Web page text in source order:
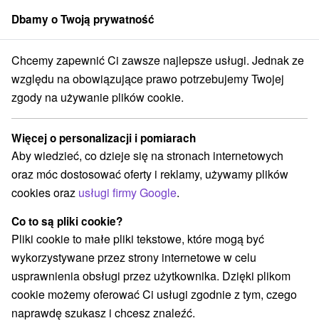
członek grupySorger
Specjalne oferty na Słowacji Bony wakacyjne na Słowacji Spać
Najlepsze opinie bony wakacyjne
na Słowacji Spać
Kategorie
Wszystkie kategorie
Pobyty z rabatem
Wellness pobyty(15)
Romantyczne wypady(2) Pobyty dla seniorów(1)
Wakacje rodzinne(8)
Wybierz lokalizację lub datę
Dbamy o Twoją prywatność
Chcemy zapewnić Ci zawsze najlepsze usługi. Jednak ze
względu na obowiązujące prawo potrzebujemy Twojej
zgody na używanie plików cookie.
Więcej o personalizacji i pomiarach
Aby wiedzieć, co dzieje się na stronach internetowych
oraz móc dostosować oferty i reklamy, używamy plików
cookies oraz usługi firmy Google.
Co to są pliki cookie?
Pliki cookie to małe pliki tekstowe, które mogą być
wykorzystywane przez strony internetowe w celu
usprawnienia obsługi przez użytkownika. Dzięki plikom
cookie możemy oferować Ci usługi zgodnie z tym, czego
naprawdę szukasz i chcesz znaleźć.